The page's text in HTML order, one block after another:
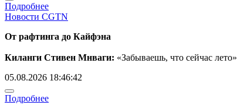
Подробнее
Новости CGTN
От рафтинга до Кайфэна
Киланги Стивен Мнваги: «Забываешь, что сейчас лето»
05.08.2026 18:46:42
Подробнее